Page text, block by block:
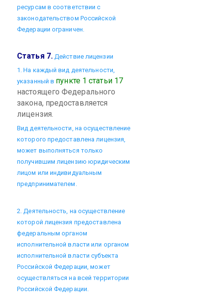
ресурсам в соответствии с
законодательством Российской
Федерации ограничен.
Статья 7.Действие лицензии
1. Ha каждый вид деятельности,
указанный в пункте 1 статьи 17
настоящего Федерального
закона, предоставляется
лицензия.
Вид деятельности, на осуществление
которого предоставлена лицензия,
может выполняться только
получившим лицензию юридическим
лицом или индивидуальным
предпринимателем.
2. Деятельность, на осуществление
которой лицензия предоставлена
федеральным органом
исполнительной власти или органом
исполнительной власти субъекта
Российской Федерации, может
осуществляться на всей территории
Российской Федерации.